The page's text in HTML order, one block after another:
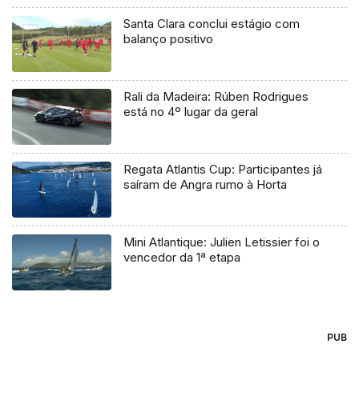
Santa Clara conclui estágio com
balanço positivo
Rali da Madeira: Rúben Rodrigues
está no 4º lugar da geral
Regata Atlantis Cup: Participantes já
saíram de Angra rumo à Horta
Mini Atlantique: Julien Letissier foi o
vencedor da 1ª etapa
PUB